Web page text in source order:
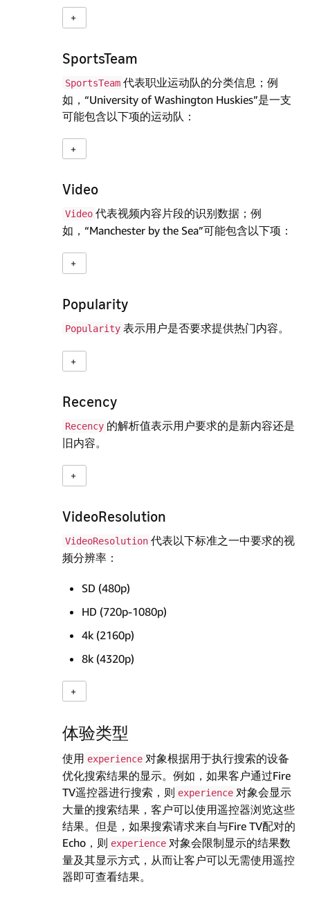
SportsTeam
SportsTeam 代表职业运动队的分类信息；例
如，“University of Washington Huskies”是一支
可能包含以下项的运动队：
Video
Video 代表视频内容片段的识别数据；例
如，“Manchester by the Sea”可能包含以下项：
Popularity
Popularity 表示用户是否要求提供热门内容。
Recency
Recency 的解析值表示用户要求的是新内容还是
旧内容。
VideoResolution
VideoResolution 代表以下标准之一中要求的视
频分辨率：
SD (480p)
HD (720p-1080p)
4k (2160p)
8k (4320p)
体验类型
使用 experience 对象根据用于执行搜索的设备
优化搜索结果的显示。例如，如果客户通过Fire
TV遥控器进行搜索，则 experience 对象会显示
大量的搜索结果，客户可以使用遥控器浏览这些
结果。但是，如果搜索请求来自与Fire TV配对的
Echo，则 experience 对象会限制显示的结果数
量及其显示方式，从而让客户可以无需使用遥控
器即可查看结果。